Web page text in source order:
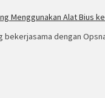
Menggunakan Alat Bius
bekerjasama dengan